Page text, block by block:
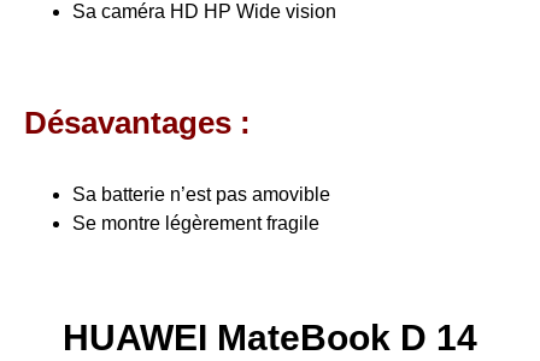
Sa caméra HD HP Wide vision
Désavantages :
Sa batterie n’est pas amovible
Se montre légèrement fragile
HUAWEI MateBook D 14